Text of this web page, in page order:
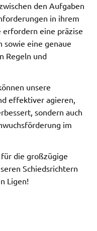
den Aufgaben
in ihrem
erfordern eine präzise
sowie eine genaue
Regeln und
unsere
effektiver agieren,
sondern auch
im
die großzügige
Schiedsrichtern
Ligen!